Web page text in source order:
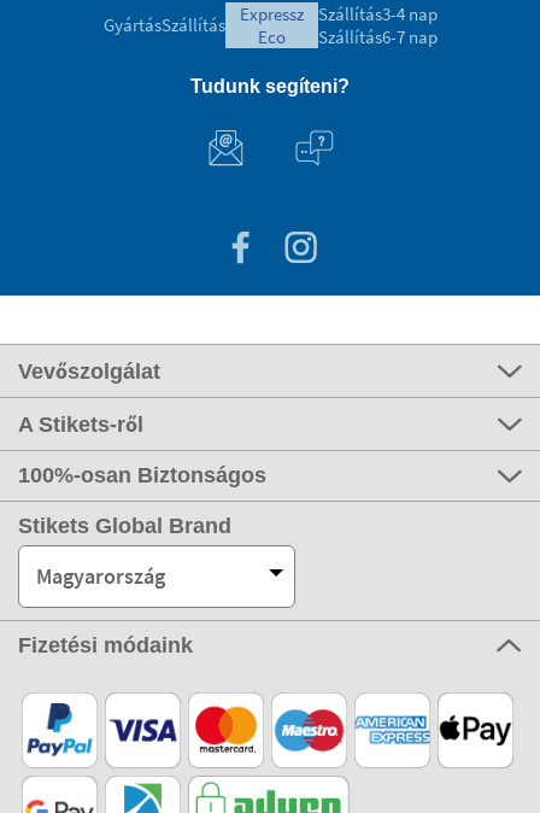
GyártásSzállítás
expressz
eco
Szállítás3-4 nap
Szállítás6-7 nap
Tudunk segíteni?
Vevőszolgálat
A Stikets-ről
100%-osan Biztonságos
Stikets Global Brand
Magyarország
Fizetési módaink